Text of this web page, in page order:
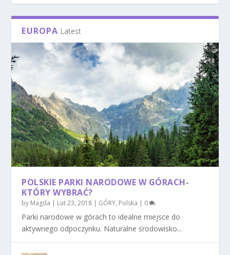
EUROPA Latest
POLSKIE PARKI NARODOWE W GÓRACH-
KTÓRY WYBRAĆ?
by Magda | Lut 23, 2018 | GÓRY, Polska | 0
Parki narodowe w górach to idealne miejsce do
aktywnego odpoczynku. Naturalne środowisko...